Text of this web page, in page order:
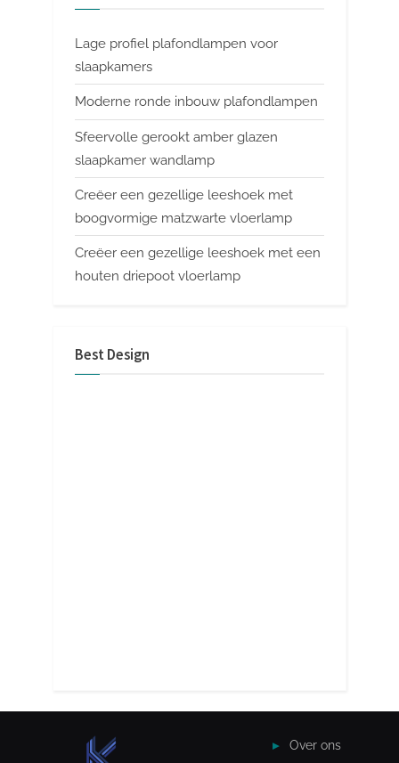
Lage profiel plafondlampen voor
slaapkamers
Moderne ronde inbouw plafondlampen
Sfeervolle gerookt amber glazen
slaapkamer wandlamp
Creëer een gezellige leeshoek met
boogvormige matzwarte vloerlamp
Creëer een gezellige leeshoek met een
houten driepoot vloerlamp
Best Design
Over ons